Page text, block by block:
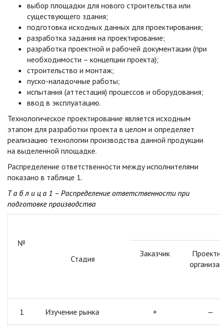
выбор площадки для нового строительства или
существующего здания;
подготовка исходных данных для проектирования;
разработка задания на проектирование;
разработка проектной и рабочей документации (при
необходимости – концепции проекта);
строительство и монтаж;
пуско-наладочные работы;
испытания (аттестация) процессов и оборудования;
ввод в эксплуатацию.
Технологическое проектирование является исходным
этапом для разработки проекта в целом и определяет
реализацию технологии производства данной продукции
на выделенной площадке.
Распределение ответственности между исполнителями
показано в таблице 1.
Т а б л и ц а 1 – Распределение ответственности при
подготовке производства
№
Стадия
Заказчик
1 Изучение рынка + —